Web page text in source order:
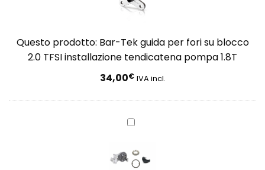
per
blocco
2.0
TFSI
tendicatena
pompa
1.8T
Questo prodotto: Bar-Tek guida per fori su blocco
2.0 TFSI installazione tendicatena pompa 1.8T
34,00€ IVA incl.
Race-
kit
conversione